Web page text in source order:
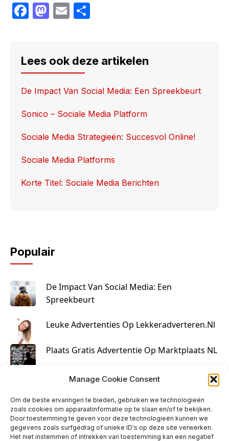
Manage Cookie Consent
Om de beste ervaringen te bieden, gebruiken we technologieën
zoals cookies om apparaatinformatie op te slaan en/of te bekijken.
Door toestemming te geven voor deze technologieën kunnen we
gegevens zoals surfgedrag of unieke ID's op deze site verwerken.
Het niet instemmen of intrekken van toestemming kan een negatief
F
e
b
o
o
M
o
d
o
n
E
e
Lees ook deze artikelen
De Impact Van Social Media: Een Spreekbeurt
Sonico – Sociale Media Platform
Sociale Media Strategieën: Succesvol Online!
Sociale Media Platforms
Korte Titel: Sociale Media Berichten
Populair
De Impact Van Social Media: Een
Spreekbeurt
Leuke Advertenties Op Lekkeradverteren.nl
Plaats Gratis Advertentie Op Marktplaats NL
Kruisbestuiving Voor Succesvolle Marketing